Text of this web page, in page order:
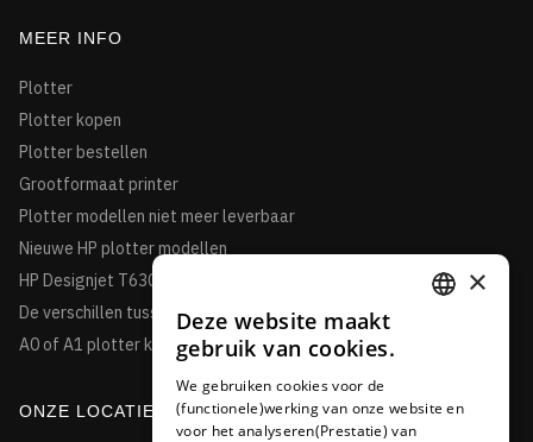
MEER INFO
Plotter
Plotter kopen
Plotter bestellen
Grootformaat printer
Plotter modellen niet meer leverbaar
Nieuwe HP plotter modellen
HP Designjet T630
De verschillen tussen de HP Designjet T850 en de T950HP
A0 of A1 plotter kopen?
ONZE LOCATIE GERMAN
×
Deze website maakt
gebruik van cookies.
We gebruiken cookies voor de
(functionele)werking van onze website en
voor het analyseren(Prestatie) van